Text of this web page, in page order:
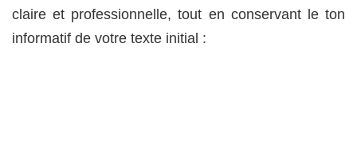
claire et professionnelle, tout en conservant le ton
informatif de votre texte initial :